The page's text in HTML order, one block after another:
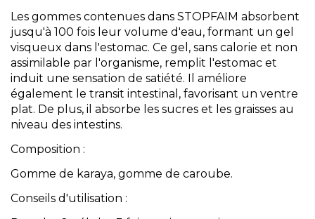
Les gommes contenues dans STOPFAIM absorbent
jusqu'à 100 fois leur volume d'eau, formant un gel
visqueux dans l'estomac. Ce gel, sans calorie et non
assimilable par l'organisme, remplit l'estomac et
induit une sensation de satiété. Il améliore
également le transit intestinal, favorisant un ventre
plat. De plus, il absorbe les sucres et les graisses au
niveau des intestins.
Composition :
Gomme de karaya, gomme de caroube.
Conseils d'utilisation :